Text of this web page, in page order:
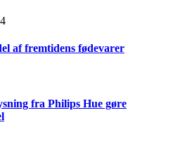
af fremtidens fødevarer
fra Philips Hue gøre